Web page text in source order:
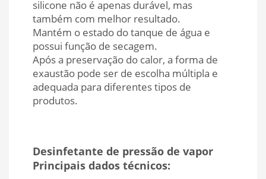
silicone não é apenas durável, mas
também com melhor resultado.
Mantém o estado do tanque de água e
possui função de secagem.
Após a preservação do calor, a forma de
exaustão pode ser de escolha múltipla e
adequada para diferentes tipos de
produtos.
Desinfetante de pressão de vapor
Principais dados técnicos: